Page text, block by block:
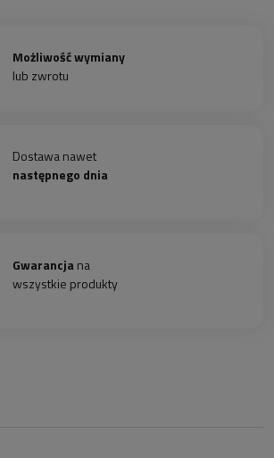
Możliwość wymiany
lub zwrotu
Dostawa nawet
następnego dnia
Gwarancjana
wszystkie produkty